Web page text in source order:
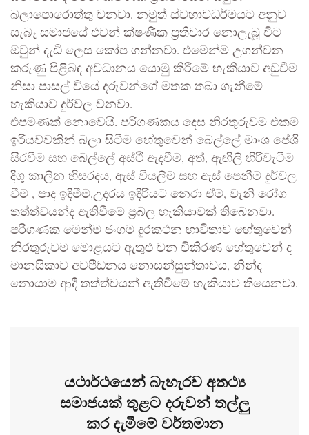
බලාපොරොත්තු වනවා. නමුත් ස්වභාවධර්මයට අනුව
සැබෑ සමාජයේ එවන් ක්ෂණික ප්‍රතිචාර නොලැබූ විට
ඔවුන් දැඩි ලෙස කෝප ගන්නවා. එමෙන්ම උගන්වන
කරුණු පිළිබඳ අවධානය යොමු කිරීමේ හැකියාව අඩුවීම
නිසා පාසල් වියේ දරුවන්ගේ මතක තබා ගැනීමේ
හැකියාව දුර්වල වනවා.
එපමණක් නොවෙයි. පරිගණකය දෙස නිරතුරුවම එකම
ඉරියව්වකින් බලා සිටීම හේතුවෙන් බෙල්ලේ මාංශ පේශි
සිරවීම සහ බෙල්ලේ අස්ථි ඇදවීම, අත්, ඇඟිලි හිරිවැටීම
දිගු කාලීන හිසරදය, ඇස් වියලීම සහ ඇස් පෙනීම දුර්වල
වීම , පාද ඉදිමීම,උදරය ඉදිරියට නෙරා ඒම, වැනි රෝග
තත්ත්වයන්ද ඇතිවීමේ ප්‍රබල හැකියාවක් තිබෙනවා.
පරිගණක මෙන්ම ජංගම දුරකථන භාවිතාව හේතුවෙන්
නිරතුරුවම මොළයට ඇතුළු වන විකිරණ හේතුවෙන් ද
මානසිකාව අවපීඩනය නොසන්සුන්තාවය, නින්ද
නොයාම ආදී තත්ත්වයන් ඇතිවීමේ හැකියාව තියෙනවා.
යථාර්ථයෙන් බැහැරව අතථ්‍ය
සමාජයක් තුළට දරුවන් තල්ලු
කර දැමීමේ වර්තමාන